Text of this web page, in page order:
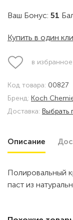
Ваш Бонус: 51
Купить в один
в избранное
Код товара: 00827
Бренд: Koch
Доставка: Выбрать
Описание
Полировальный
паст из